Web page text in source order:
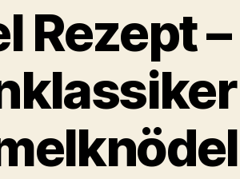
Rezept